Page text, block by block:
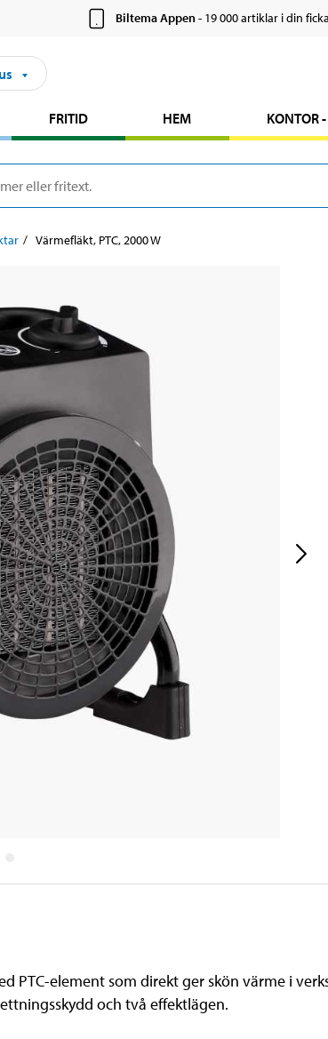
Biltema Appen- 19 000 artiklar i din
FRITID HEM KONTOR
Värmefläkt, PTC, 2000 W
PTC-element som direkt ger skön värme i
och två effektlägen.